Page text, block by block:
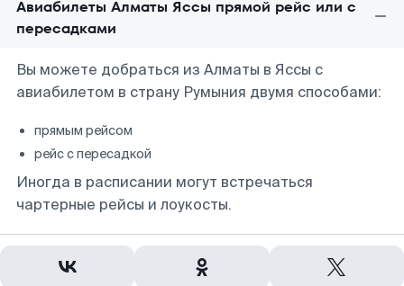
Авиабилеты Алматы Яссы прямой рейс или с
пересадками
Вы можете добраться из Алматы в Яссы с
авиабилетом в страну Румыния двумя способами:
прямым рейсом
рейс с пересадкой
Иногда в расписании могут встречаться
чартерные рейсы и лоукосты.